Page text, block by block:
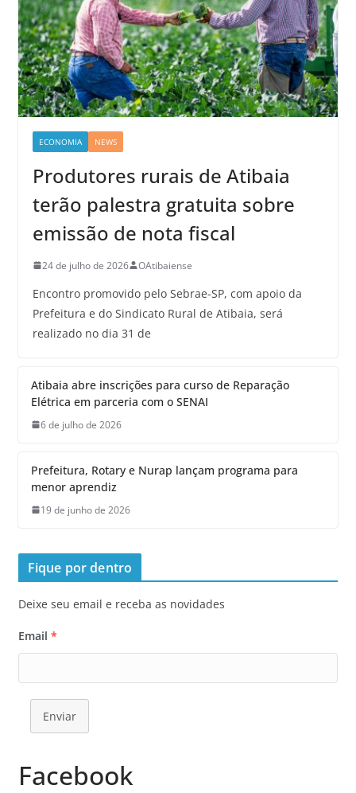
ECONOMIA NEWS
Produtores rurais de Atibaia
terão palestra gratuita sobre
emissão de nota fiscal
24 de julho de 2026 OAtibaiense
Encontro promovido pelo Sebrae-SP, com apoio da
Prefeitura e do Sindicato Rural de Atibaia, será
realizado no dia 31 de
Atibaia abre inscrições para curso de Reparação
Elétrica em parceria com o SENAI
6 de julho de 2026
Prefeitura, Rotary e Nurap lançam programa para
menor aprendiz
19 de junho de 2026
Fique por dentro
Deixe seu email e receba as novidades
Email *
Enviar
Facebook